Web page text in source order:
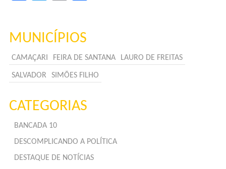
MUNICÍPIOS
CAMAÇARI FEIRA DE SANTANA LAURO DE FREITAS
SALVADOR SIMÕES FILHO
CATEGORIAS
BANCADA 10
DESCOMPLICANDO A POLÍTICA
DESTAQUE DE NOTÍCIAS